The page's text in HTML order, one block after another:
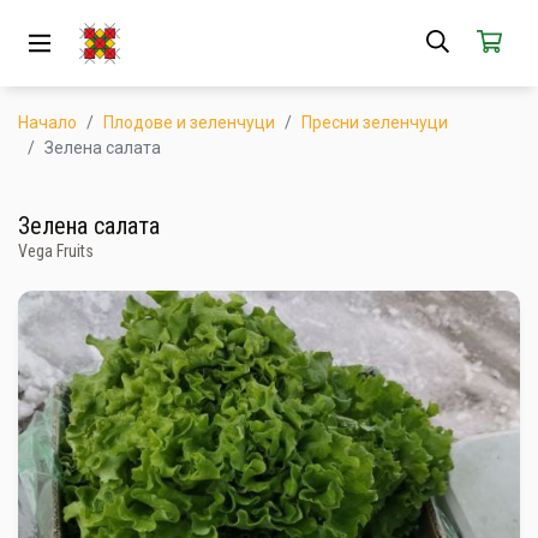
АБОНАМЕНТ
НОВИ ПРОДУКТИ
ПРОИЗВОДИТЕЛИ
КАМПАНИИ
АКЦИИ
ГОТОВИ ЗА ХАПВАНЕ
Начало Плодове и зеленчуци
Пресни зеленчуци
Зелена салата
Зелена салата
Vega Fruits